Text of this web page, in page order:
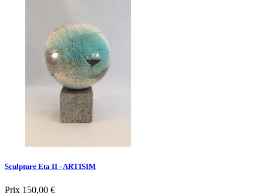
Sculpture Eta II - ARTISIM
Prix 150,00 €